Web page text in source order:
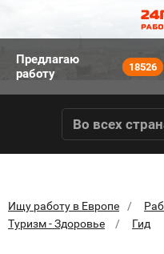
Предлагаю
работу
18526
Во всех
Ищу работу в Европе
Туризм - Здоровье
Гид